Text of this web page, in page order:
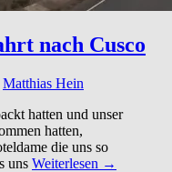
nach Cusco
Matthias Hein
hatten und unser
hatten,
die uns so
uns Weiterlesen →